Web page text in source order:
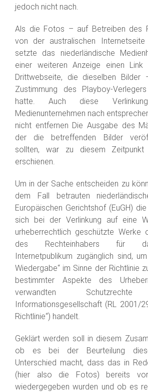
jedoch nicht nach.
Als die Fotos – auf Betreiben des
von der australischen Internetseite
setzte das niederländische
einer weiteren Anzeige einen
Drittwebseite, die dieselben Bilder
Zustimmung des Playboy-
hatte. Auch diese
Medienunternehmen nach
nicht entfernen Die Ausgabe des
der die betreffenden Bilder
sollten, war zu diesem
erschienen.
Um in der Sache entscheiden zu
dem Fall betrauten
Europäischen Gerichtshof (EuGH)
sich bei der Verlinkung auf eine
urheberrechtlich geschützte Werke
des Rechteinhabers für
Internetpublikum zugänglich sind,
Wiedergabe“ im Sinne der Richtlinie
bestimmter Aspekte des
verwandten
Informationsgesellschaft (RL 2001/
Richtlinie“) handelt.
Geklärt werden soll in diesem
ob es bei der Beurteilung
Unterschied macht, dass das in
(hier also die Fotos) bereits
wiedergegeben wurden und ob es